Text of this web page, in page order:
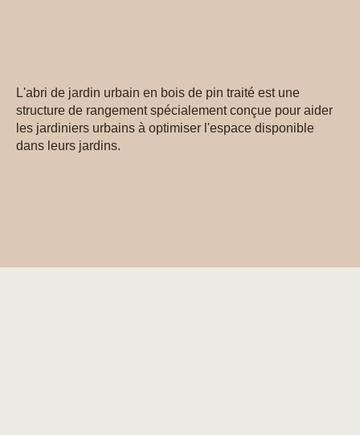
L'abri de jardin urbain en bois de pin traité est une
structure de rangement spécialement conçue pour aider
les jardiniers urbains à optimiser l'espace disponible
dans leurs jardins.